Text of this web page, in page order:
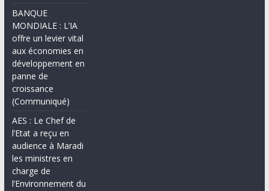
BANQUE
MONDIALE : L’IA
offre un levier vital
aux économies en
développement en
panne de
croissance
(Communiqué)
AES : Le Chef de
l’Etat a reçu en
audience à Maradi
les ministres en
charge de
l’Environnement du